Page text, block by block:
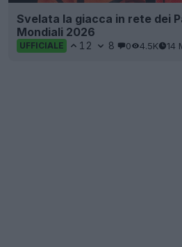
Svelata la giacca in rete dei
Mondiali 2026
UFFICIALE 12 8 0 4.5K 14